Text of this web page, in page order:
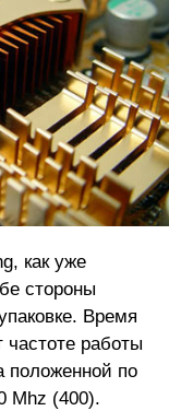
как уже
стороны
Время
частоте работы
положенной по
Mhz (400).